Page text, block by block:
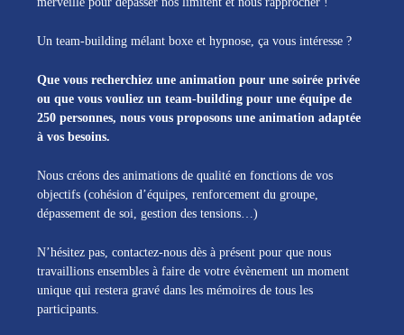
Un team-building mélant boxe et hypnose, ça vous intéresse ?
Que vous recherchiez une animation pour une soirée privée
ou que vous vouliez un team-building pour une équipe de
250 personnes, nous vous proposons une animation adaptée
à vos besoins.
Nous créons des animations de qualité en fonctions de vos
objectifs (cohésion d’équipes, renforcement du groupe,
dépassement de soi, gestion des tensions…)
N’hésitez pas, contactez-nous dès à présent pour que nous
travaillions ensembles à faire de votre évènement un moment
unique qui restera gravé dans les mémoires de tous les
participants.